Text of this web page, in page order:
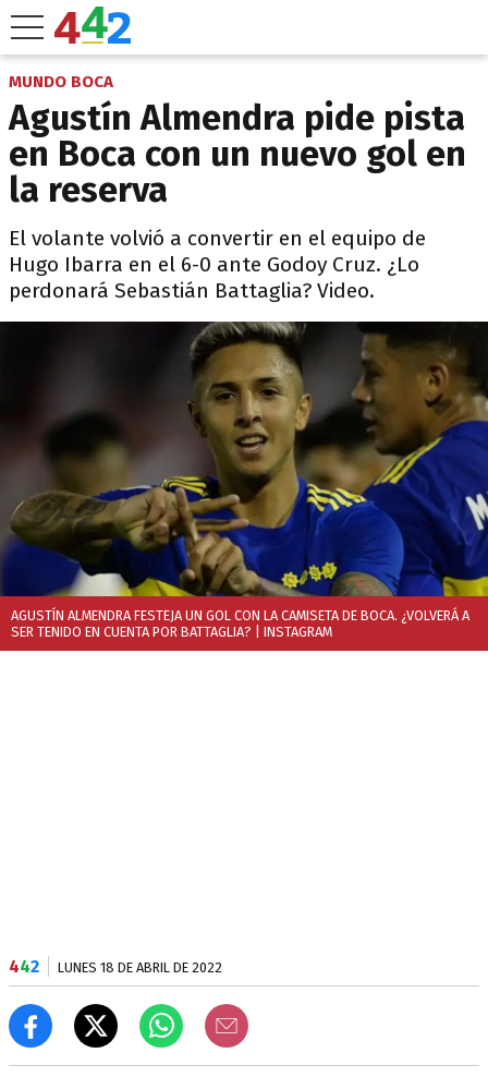
MUNDO BOCA
Agustín Almendra pide pista
en Boca con un nuevo gol en
la reserva
El volante volvió a convertir en el equipo de
Hugo Ibarra en el 6-0 ante Godoy Cruz. ¿Lo
perdonará Sebastián Battaglia? Video.
AGUSTÍN ALMENDRA FESTEJA UN GOL CON LA CAMISETA DE BOCA. ¿VOLVERÁ A
SER TENIDO EN CUENTA POR BATTAGLIA? | INSTAGRAM
442 LUNES 18 DE ABRIL DE 2022